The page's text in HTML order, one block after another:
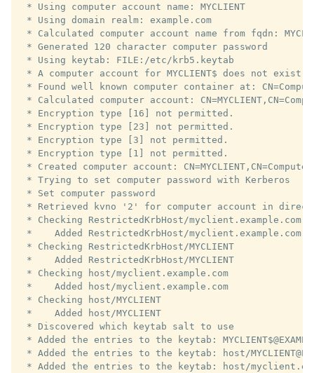
* Using computer account name: MYCLIENT
* Using domain realm: example.com
* Calculated computer account name from fqdn:
* Generated 120 character computer password
* Using keytab: FILE:/etc/krb5.keytab
* A computer account for MYCLIENT$ does not exist
* Found well known computer container at:
* Calculated computer account:
* Encryption type [16] not permitted.
* Encryption type [23] not permitted.
* Encryption type [3] not permitted.
* Encryption type [1] not permitted.
* Created computer account:
* Trying to set computer password with Kerberos
* Set computer password
* Retrieved kvno '2' for computer account in directory:
* Checking RestrictedKrbHost/myclient.example.com
*    Added RestrictedKrbHost/myclient.example.com
* Checking RestrictedKrbHost/MYCLIENT
*    Added RestrictedKrbHost/MYCLIENT
* Checking host/myclient.example.com
*    Added host/myclient.example.com
* Checking host/MYCLIENT
*    Added host/MYCLIENT
* Discovered which keytab salt to use
* Added the entries to the keytab:
* Added the entries to the keytab: host/
* Added the entries to the keytab: host/